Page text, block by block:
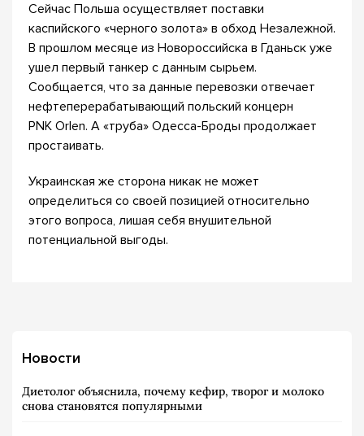
Сейчас Польша осуществляет поставки
каспийского «черного золота» в обход Незалежной.
В прошлом месяце из Новороссийска в Гданьск уже
ушел первый танкер с данным сырьем.
Сообщается, что за данные перевозки отвечает
нефтеперерабатывающий польский концерн
PNK Orlen. А «труба» Одесса-Броды продолжает
простаивать.
Украинская же сторона никак не может
определиться со своей позицией относительно
этого вопроса, лишая себя внушительной
потенциальной выгоды.
Новости
Диетолог объяснила, почему кефир, творог и молоко
снова становятся популярными